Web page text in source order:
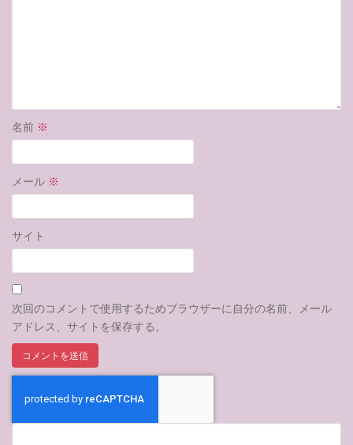
名前 ※
メール ※
サイト
次回のコメントで使用するためブラウザーに自分の名前、メール
アドレス、サイトを保存する。